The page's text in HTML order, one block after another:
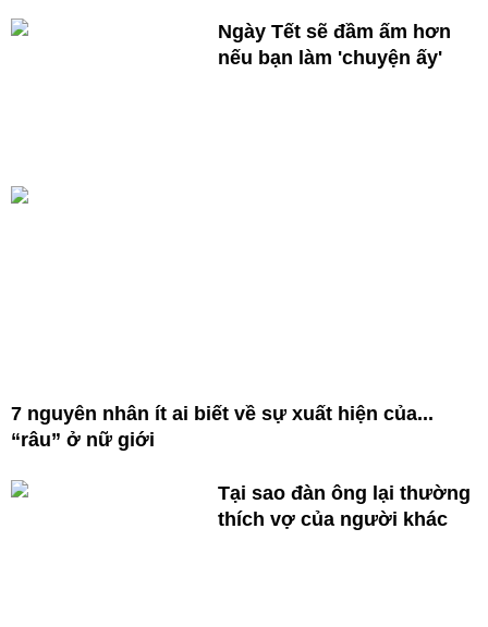
Ngày Tết sẽ đầm ấm hơn
nếu bạn làm 'chuyện ấy'
7 nguyên nhân ít ai biết về sự xuất hiện của...
“râu” ở nữ giới
Tại sao đàn ông lại thường
thích vợ của người khác